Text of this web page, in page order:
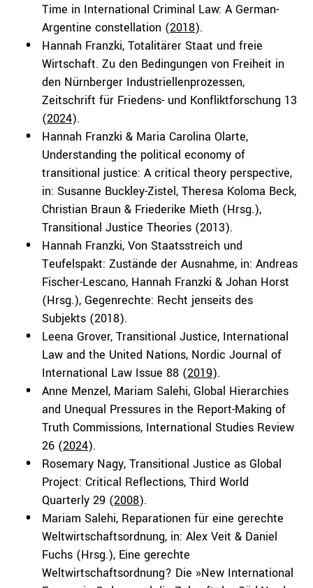
Time in International Criminal Law: A German-
Argentine constellation (2018).
Hannah Franzki, Totalitärer Staat und freie
Wirtschaft. Zu den Bedingungen von Freiheit in
den Nürnberger Industriellenprozessen,
Zeitschrift für Friedens- und Konfliktforschung 13
(2024).
Hannah Franzki & Maria Carolina Olarte,
Understanding the political economy of
transitional justice: A critical theory perspective,
in: Susanne Buckley-Zistel, Theresa Koloma Beck,
Christian Braun & Friederike Mieth (Hrsg.),
Transitional Justice Theories (2013).
Hannah Franzki, Von Staatsstreich und
Teufelspakt: Zustände der Ausnahme, in: Andreas
Fischer-Lescano, Hannah Franzki & Johan Horst
(Hrsg.), Gegenrechte: Recht jenseits des
Subjekts (2018).
Leena Grover, Transitional Justice, International
Law and the United Nations, Nordic Journal of
International Law Issue 88 (2019).
Anne Menzel, Mariam Salehi, Global Hierarchies
and Unequal Pressures in the Report-Making of
Truth Commissions, International Studies Review
26 (2024).
Rosemary Nagy, Transitional Justice as Global
Project: Critical Reflections, Third World
Quarterly 29 (2008).
Mariam Salehi, Reparationen für eine gerechte
Weltwirtschaftsordnung, in: Alex Veit & Daniel
Fuchs (Hrsg.), Eine gerechte
Weltwirtschaftsordnung? Die »New International